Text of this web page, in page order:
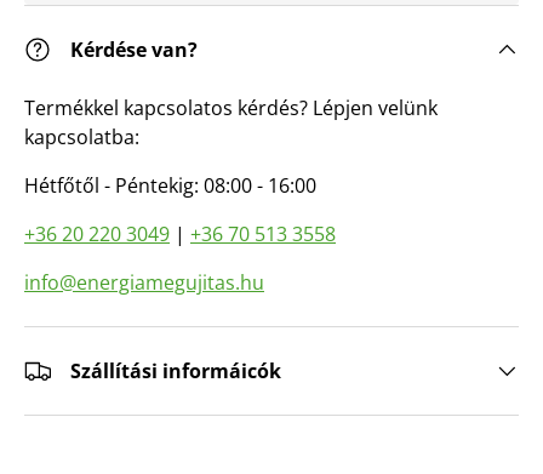
Kérdése van?
Termékkel kapcsolatos kérdés? Lépjen velünk
kapcsolatba:
Hétfőtől - Péntekig: 08:00 - 16:00
+36 20 220 3049 | +36 70 513 3558
info@energiamegujitas.hu
Szállítási informáicók